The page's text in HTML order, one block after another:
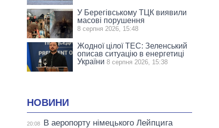
У Берегівському ТЦК виявили
масові порушення
8 серпня 2026, 15:48
Жодної цілої ТЕС: Зеленський
описав ситуацію в енергетиці
України 8 серпня 2026, 15:38
НОВИНИ
20:08
В аеропорту німецького Лейпцига